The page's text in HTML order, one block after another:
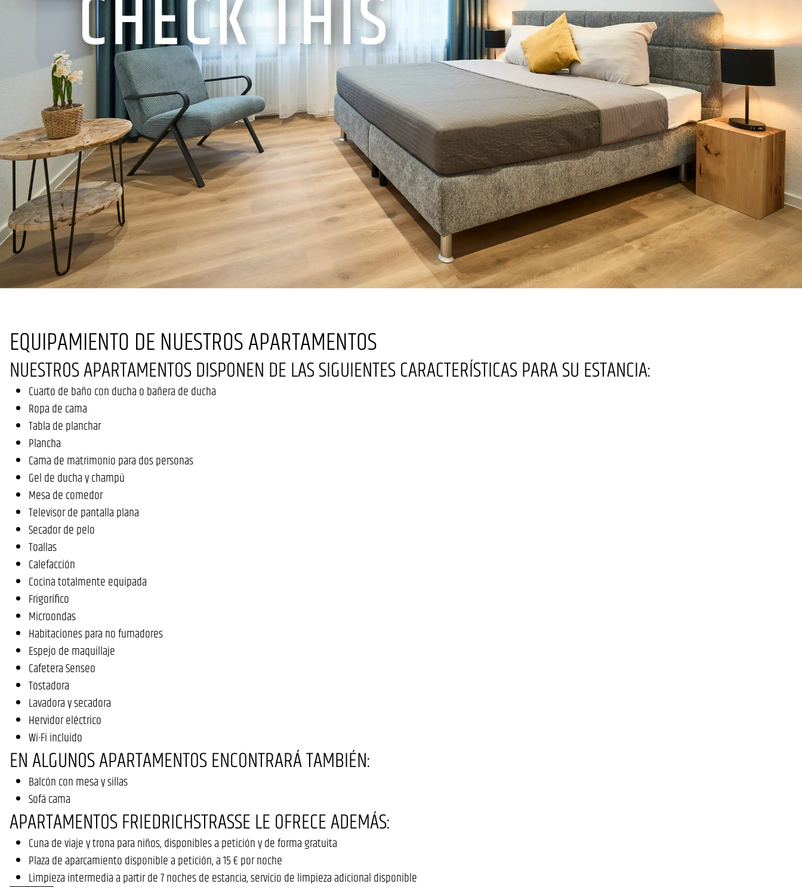
EQUIPAMIENTO DE NUESTROS APARTAMENTOS
NUESTROS APARTAMENTOS DISPONEN DE LAS SIGUIENTES CARACTERÍSTICAS PARA SU ESTANCIA:
Cuarto de baño con ducha o bañera de ducha
Ropa de cama
Tabla de planchar
Plancha
Cama de matrimonio para dos personas
Gel de ducha y champú
Mesa de comedor
Televisor de pantalla plana
Secador de pelo
Toallas
Calefacción
Cocina totalmente equipada
Frigorífico
Microondas
Habitaciones para no fumadores
Espejo de maquillaje
Cafetera Senseo
Tostadora
Lavadora y secadora
Hervidor eléctrico
Wi-Fi incluido
EN ALGUNOS APARTAMENTOS ENCONTRARÁ TAMBIÉN:
Balcón con mesa y sillas
Sofá cama
APARTAMENTOS FRIEDRICHSTRASSE LE OFRECE ADEMÁS:
Cuna de viaje y trona para niños, disponibles a petición y de forma gratuita
Plaza de aparcamiento disponible a petición, a 15 € por noche
Limpieza intermedia a partir de 7 noches de estancia, servicio de limpieza adicional disponible